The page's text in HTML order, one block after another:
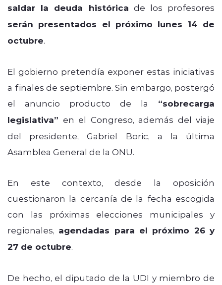
saldar la deuda histórica de los profesores
serán presentados el próximo lunes 14 de
octubre.
El gobierno pretendía exponer estas iniciativas
a finales de septiembre. Sin embargo, postergó
el anuncio producto de la
“sobrecarga
legislativa” en el Congreso, además del viaje
del presidente, Gabriel Boric, a la última
Asamblea General de la ONU.
En este contexto, desde la oposición
cuestionaron la cercanía de la fecha escogida
con las próximas elecciones municipales y
regionales, agendadas para el próximo 26 y
27 de octubre.
De hecho, el diputado de la UDI y miembro de